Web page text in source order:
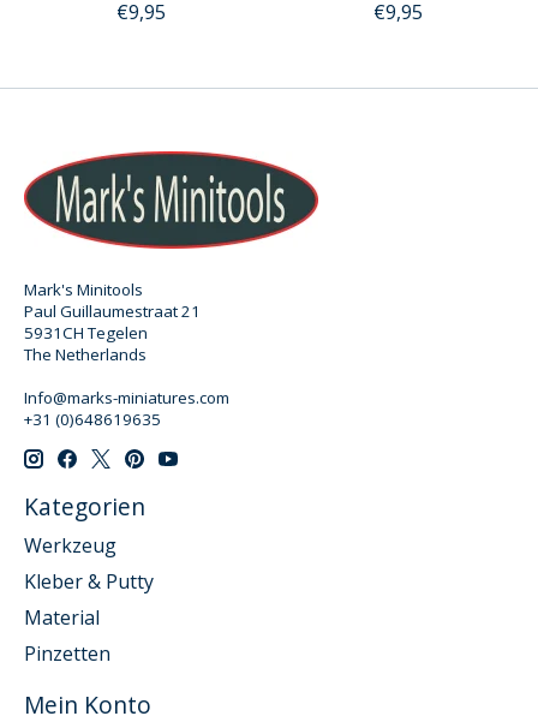
€9,95
€9,95
Mark's Minitools
Paul Guillaumestraat 21
5931CH Tegelen
The Netherlands
Info@marks-miniatures.com
+31 (0)648619635
Kategorien
Werkzeug
Kleber & Putty
Material
Pinzetten
Mein Konto